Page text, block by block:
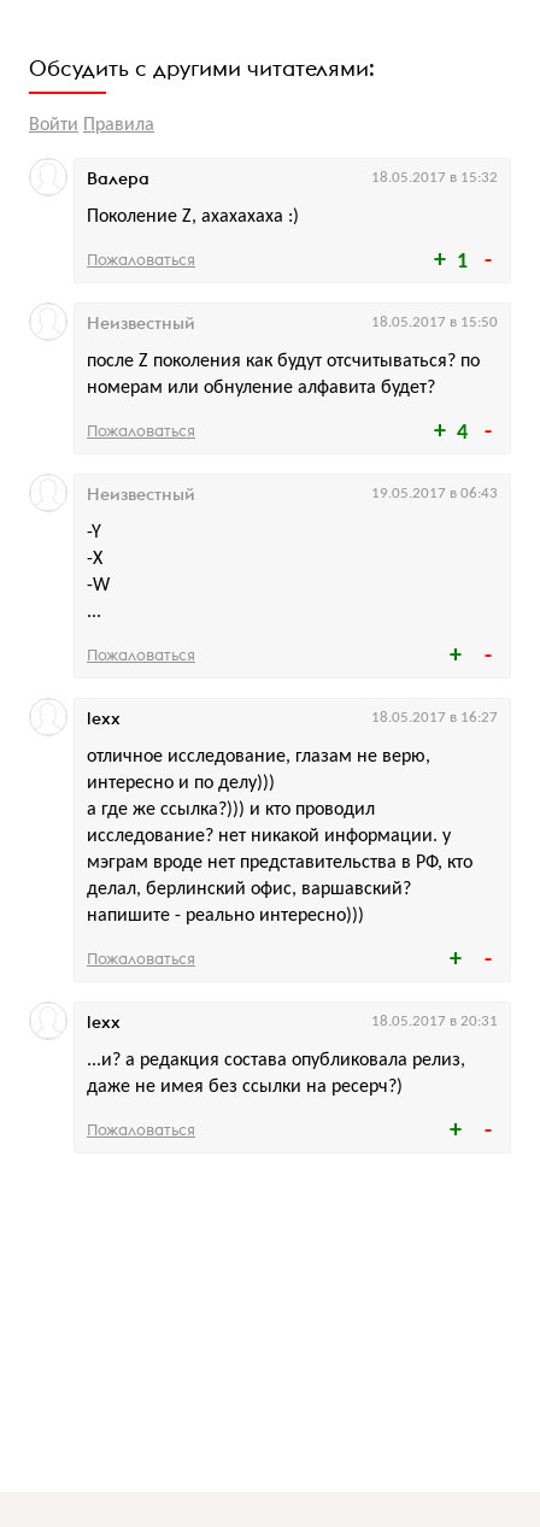
Обсудить с другими читателями:
Войти Правила
1
Поколение Z, ахахахаха :)
Валера 18.05.2017 в 15:32
Пожаловаться
4
после Z поколения как будут отсчитываться? по
номерам или обнуление алфавита будет?
Неизвестный 18.05.2017 в 15:50
Пожаловаться
-Y
-X
-W
...
Неизвестный 19.05.2017 в 06:43
Пожаловаться
отличное исследование, глазам не верю,
интересно и по делу)))
а где же ссылка?))) и кто проводил
исследование? нет никакой информации. у
мэграм вроде нет представительства в РФ, кто
делал, берлинский офис, варшавский?
напишите - реально интересно)))
lexx 18.05.2017 в 16:27
Пожаловаться
...и? а редакция состава опубликовала релиз,
даже не имея без ссылки на ресерч?)
lexx 18.05.2017 в 20:31
Пожаловаться